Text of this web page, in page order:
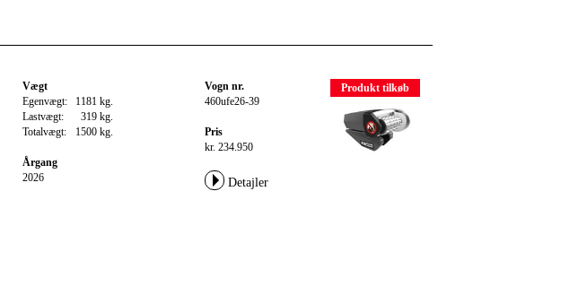
Vægt
Egenvægt: 1181 kg.
Lastvægt:
319 kg.
Totalvægt:
1500 kg.
Årgang
2026
Vogn nr.
460ufe26-39
Pris
kr. 234.950
Detajler
Produkt tilkøb